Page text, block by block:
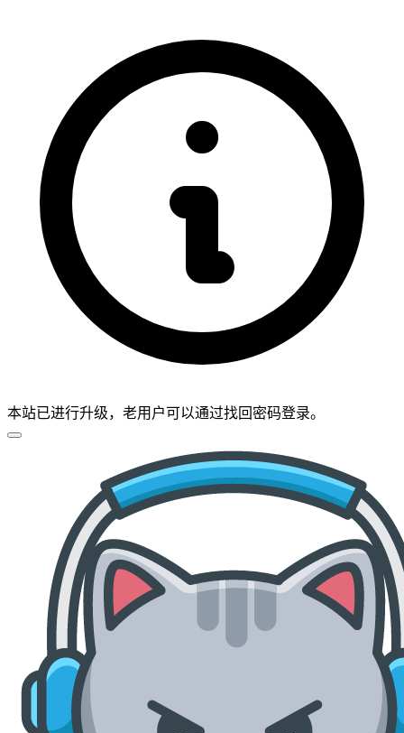
本站已进行升级，老用户可以通过找回密码登录。